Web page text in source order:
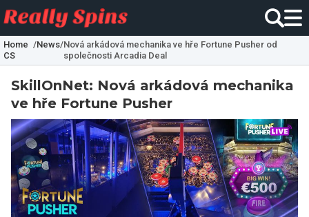
Home
CS
/News/Nová arkádová mechanika ve hře Fortune Pusher od
společnosti Arcadia Deal
SkillOnNet: Nová arkádová mechanika
ve hře Fortune Pusher